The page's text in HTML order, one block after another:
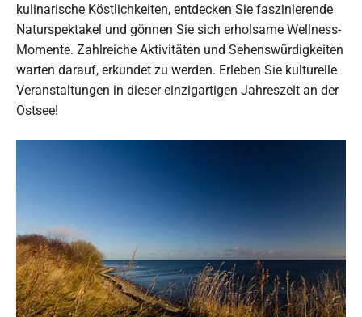
kulinarische Köstlichkeiten, entdecken Sie faszinierende
Naturspektakel und gönnen Sie sich erholsame Wellness-
Momente. Zahlreiche Aktivitäten und Sehenswürdigkeiten
warten darauf, erkundet zu werden. Erleben Sie kulturelle
Veranstaltungen in dieser einzigartigen Jahreszeit an der
Ostsee!